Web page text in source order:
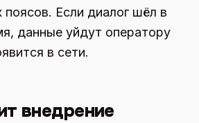
поясов. Если диалог шёл в
данные уйдут оператору
в сети.
внедрение